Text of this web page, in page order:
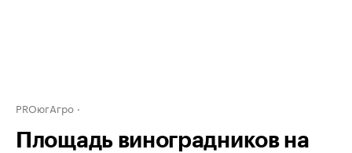
PROюгАгро
Площадь виноградников на